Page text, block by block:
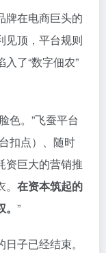
牌在电商巨头的
见顶，平台规则
了“数字佃农”
色。”飞蚕平台
扣点）、随时
资巨大的营销推
在资本筑起的
”
子已经结束。